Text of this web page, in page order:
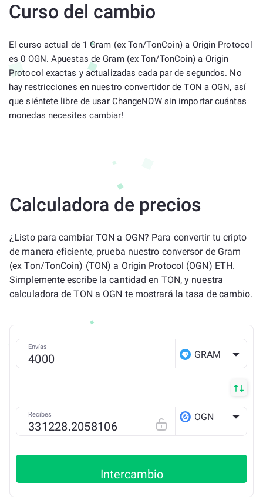
Curso del cambio
El curso actual de 1 Gram (ex Ton/TonCoin) a Origin Protocol
es 0 OGN. Apuestas de Gram (ex Ton/TonCoin) a Origin
Protocol exactas y actualizadas cada par de segundos. No
hay restricciones en nuestro convertidor de TON a OGN, así
que siéntete libre de usar ChangeNOW sin importar cuántas
monedas necesites cambiar!
Calculadora de precios
¿Listo para cambiar TON a OGN? Para convertir tu cripto
de manera eficiente, prueba nuestro conversor de Gram
(ex Ton/TonCoin) (TON) a Origin Protocol (OGN) ETH.
Simplemente escribe la cantidad en TON, y nuestra
calculadora de TON a OGN te mostrará la tasa de cambio.
Envías
GRAM
Recibes OGN
Intercambio